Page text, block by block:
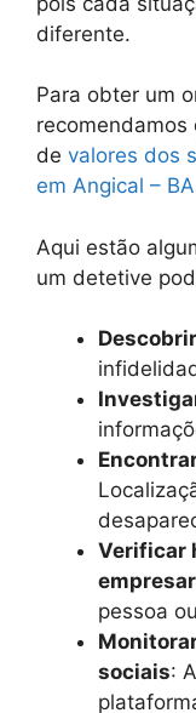
diferente.
Para obter um
recomendamos
de valores dos
em Angical – BA
Aqui estão
um detetive
Verificar
pessoa
sociais: